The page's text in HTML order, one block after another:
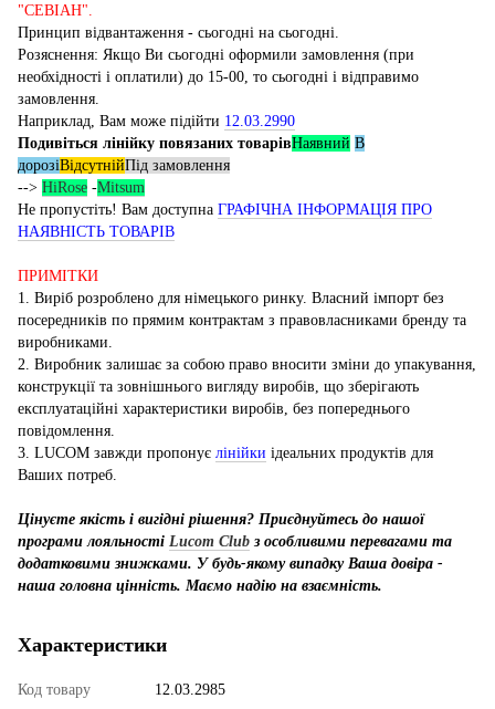
"СЕВІАН".
Принцип відвантаження - сьогодні на сьогодні.
Розяснення: Якщо Ви сьогодні оформили замовлення (при
необхідності і оплатили) до 15-00, то сьогодні і відправимо
замовлення.
Наприклад, Вам може підійти 12.03.2990
Подивіться лінійку повязаних товарівНаявний В
дорозіВідсутнійПід замовлення
--> HiRose -Mitsum
Не пропустіть! Вам доступна ГРАФІЧНА ІНФОРМАЦІЯ ПРО
НАЯВНІСТЬ ТОВАРІВ
ПРИМІТКИ
1. Виріб розроблено для німецького ринку. Власний імпорт без
посередників по прямим контрактам з правовласниками бренду та
виробниками.
2. Виробник залишає за собою право вносити зміни до упакування,
конструкції та зовнішнього вигляду виробів, що зберігають
експлуатаційні характеристики виробів, без попереднього
повідомлення.
3. LUCOM завжди пропонує лінійки ідеальних продуктів для
Ваших потреб.
Цінуєте якість і вигідні рішення? Приєднуйтесь до нашої
програми лояльності Lucom Club з особливими перевагами та
додатковими знижками. У будь-якому випадку Ваша довіра -
наша головна цінність. Маємо надію на взаємність.
Характеристики
Код товару
12.03.2985